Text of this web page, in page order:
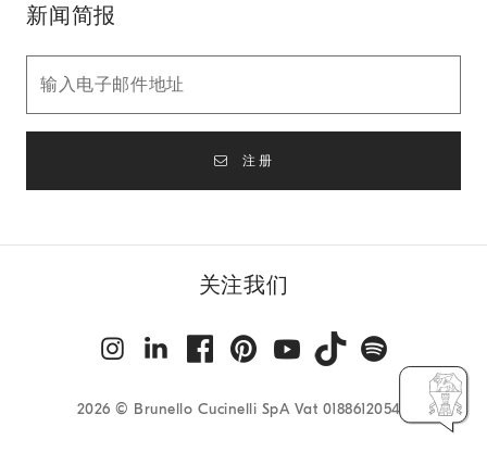
新闻简报
注册
关注我们
2026 © Brunello Cucinelli SpA Vat 01886120540